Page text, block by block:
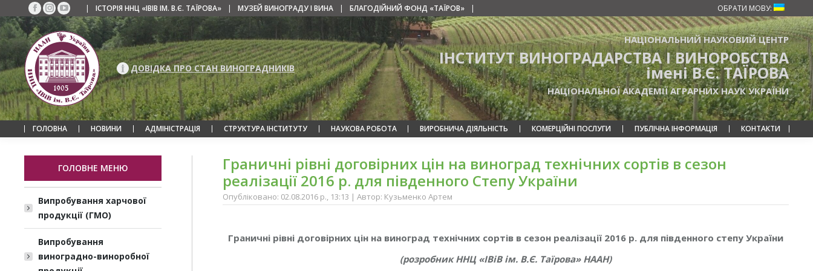
Facebook
сторінка
відкривається
у
новому
вікні
Instagram
сторінка
відкривається
у
новому
вікні
YouTube
сторінка
відкривається
у
новому
вікні
| ІСТОРІЯ ННЦ «ІВІВ ІМ. В.Є. ТАЇРОВА» | МУЗЕЙ ВИНОГРАДУ І ВИНА | БЛАГОДІЙНИЙ ФОНД «ТАЇРОВ» | ОБРАТИ МОВУ:
ДОВІДКА ПРО СТАН ВИНОГРАДНИКІВ
НАЦІОНАЛЬНИЙ НАУКОВИЙ ЦЕНТР
ІНСТИТУТ ВИНОГРАДАРСТВА І ВИНОРОБСТВА
імені В.Є. ТАЇРОВА
НАЦІОНАЛЬНОЇ АКАДЕМІЇ АГРАРНИХ НАУК УКРАЇНИ
ГОЛОВНА НОВИНИ АДМІНІСТРАЦІЯ СТРУКТУРА ІНСТИТУТУ НАУКОВА РОБОТА ВИРОБНИЧА ДІЯЛЬНІСТЬ КОМЕРЦІЙНІ ПОСЛУГИ ПУБЛІЧНА ІНФОРМАЦІЯ КОНТАКТИ
Граничні рівні договірних цін на виноград технічних сортів в сезон
реалізації 2016 р. для південного Степу України
Опубліковано: 02.08.2016 р., 13:13 | Автор: Кузьменко Артем
Граничні рівні договірних цін на виноград технічних сортів в сезон реалізації 2016 р. для південного степу України
(розробник ННЦ «ІВіВ ім. В.Є. Таїрова» НААН)
ГОЛОВНЕ МЕНЮ
Випробування харчової
продукції (ГМО)
Випробування
виноградно-виноробної